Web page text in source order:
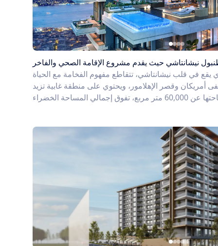
نيشانتاشي حيث يقدم مشروع الإقامة الصحي والفاخر
في قلب نيشانتاشي، تتقاطع مفهوم الفخامة مع الحياة
أمريكان وقصر الإهلامور، ويحتوي على منطقة غابية تزيد